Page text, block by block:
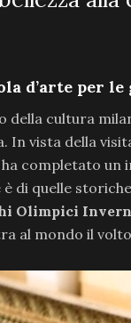
d’arte per
della cultura
In vista della
ha completato
è di quelle
Olimpici
al mondo il